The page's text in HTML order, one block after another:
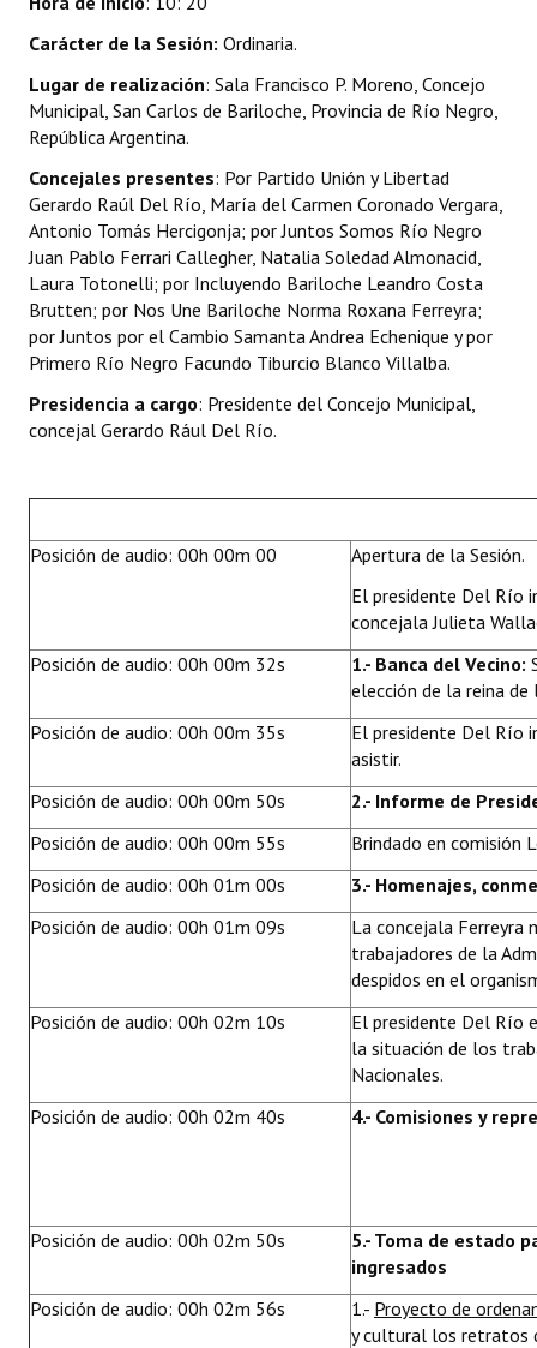
INSTITUCIONAL
Noticias Destacadas
Registros y Distinciones
Datos Históricos
Premio al Mérito - Registro
Audiencias Públicas - Registro
Mujeres que Dejaron Huellas - Registro
Periodistas Decanos - Registro
Huéspedes de Honor - Registro
Reconocimientos - Registro
REFORMA DE LA CARTA ORGÁNICA
Carácter de la Sesión: Ordinaria.
Lugar de realización: Sala Francisco P. Moreno, Concejo
Municipal, San Carlos de Bariloche, Provincia de Río Negro,
República Argentina.
Concejales presentes: Por Partido Unión y Libertad
Gerardo Raúl Del Río, María del Carmen Coronado Vergara,
Antonio Tomás Hercigonja; por Juntos Somos Río Negro
Juan Pablo Ferrari Callegher, Natalia Soledad Almonacid,
Laura Totonelli; por Incluyendo Bariloche Leandro Costa
Brutten; por Nos Une Bariloche Norma Roxana Ferreyra;
por Juntos por el Cambio Samanta Andrea Echenique y por
Primero Río Negro Facundo Tiburcio Blanco Villalba.
Presidencia a cargo: Presidente del Concejo Municipal,
concejal Gerardo Rául Del Río.
Posición de audio: 00h 00m 00
Apertura de la Sesión.
El presidente Del Río
concejala Julieta
Posición de audio: 00h 00m 32s
1.- Banca del Vecino:
elección de la reina de
Posición de audio: 00h 00m 35s
El presidente Del Río
asistir.
Posición de audio: 00h 00m 50s
2.- Informe de
Posición de audio: 00h 00m 55s
Brindado en comisión
Posición de audio: 00h 01m 00s
3.- Homenajes,
Posición de audio: 00h 01m 09s
La concejala Ferreyra
trabajadores de la
despidos en el
Posición de audio: 00h 02m 10s
El presidente Del Río
la situación de los
Nacionales.
Posición de audio: 00h 02m 40s
4.- Comisiones y
Posición de audio: 00h 02m 50s
5.- Toma de estado
ingresados
Posición de audio: 00h 02m 56s
1.- Proyecto de
y cultural los retratos